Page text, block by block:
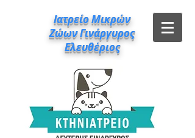
Ιατρείο Μικρών
Ζώων Γινάργυρος
Ελευθέριος